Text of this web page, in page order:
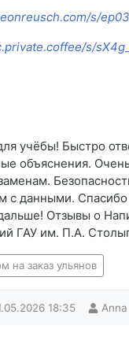
s/
s/
учёбы! Быстро
объяснения.
с данными. Спасибо
Отзывы о
ГАУ им. П.А.
на заказ ульянов
18:35 Anna